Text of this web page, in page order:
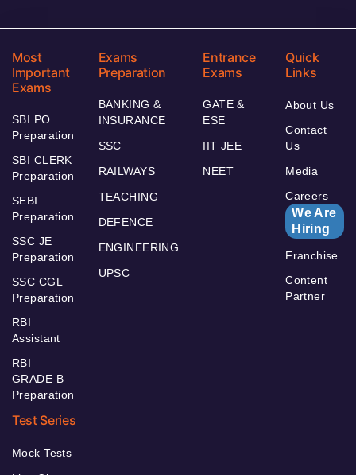
Most
Important
Exams
SBI PO
Preparation
SBI CLERK
Preparation
SEBI
Preparation
SSC JE
Preparation
SSC CGL
Preparation
RBI
Assistant
RBI
GRADE B
Preparation
Exams
Preparation
BANKING &
INSURANCE
SSC
RAILWAYS
TEACHING
DEFENCE
ENGINEERING
UPSC
Entrance
Exams
GATE &
ESE
IIT JEE
NEET
Quick
Links
About Us
Contact
Us
Media
Careers
We Are
Hiring
Franchise
Content
Partner
Test Series
Mock Tests